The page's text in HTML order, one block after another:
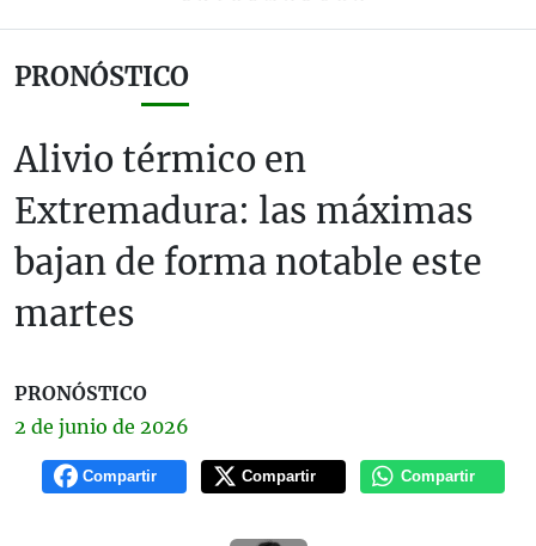
PRONÓSTICO
Alivio térmico en
Extremadura: las máximas
bajan de forma notable este
martes
PRONÓSTICO
2 de junio de 2026
Compartir Compartir Compartir